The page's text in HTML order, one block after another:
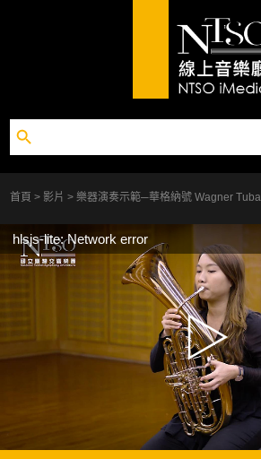
首頁 影片 樂器演奏示範─華格納號 Wagner Tuba
hlsjs-lite: Network error